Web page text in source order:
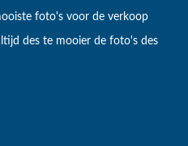
foto's voor de verkoop
des te mooier de foto's des